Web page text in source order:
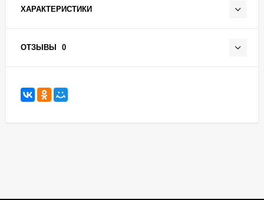
ХАРАКТЕРИСТИКИ
ОТЗЫВЫ 0